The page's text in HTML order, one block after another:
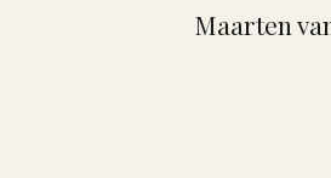
Maarten